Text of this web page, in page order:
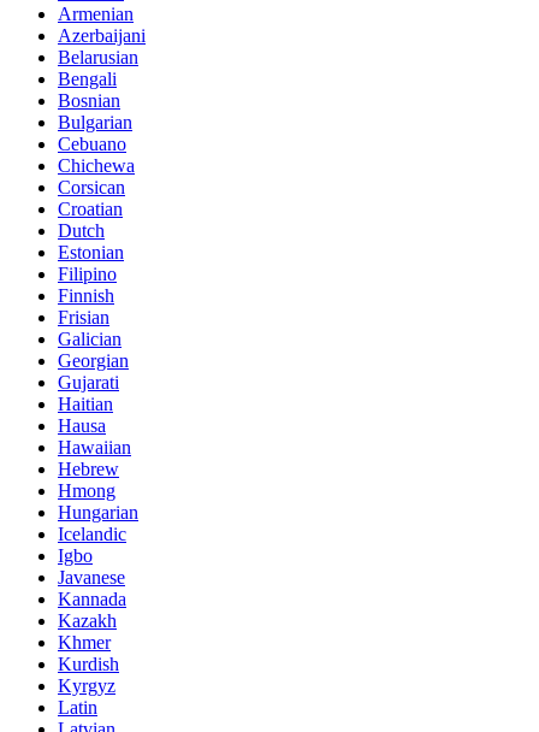
Armenian
Azerbaijani
Belarusian
Bengali
Bosnian
Bulgarian
Cebuano
Chichewa
Corsican
Croatian
Dutch
Estonian
Filipino
Finnish
Frisian
Galician
Georgian
Gujarati
Haitian
Hausa
Hawaiian
Hebrew
Hmong
Hungarian
Icelandic
Igbo
Javanese
Kannada
Kazakh
Khmer
Kurdish
Kyrgyz
Latin